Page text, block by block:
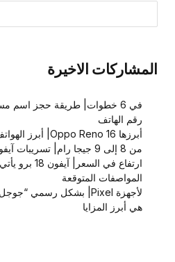
المشاركات الاخيرة
في 6 خطوات| طريقة حجز اسم
رقم الهاتف
أبرزها Oppo Reno 16| أبرز الهواتف المرتقبة في يوليو 2026
من 8 إلى 9 جيجا رام| تسريبات آيفون 18 الأساسي
المواصفات المتوقعة
هي أبرز المزايا